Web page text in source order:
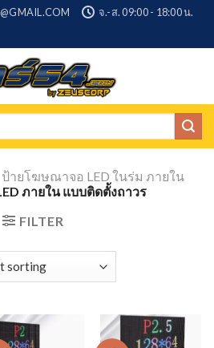
จ.-ส. 09:00 - 18:00 น.
ป้ายโฆษณาจอ LED ในร่ม ภายใน
ภายใน แบบติดตั้งถาวร
FILTER